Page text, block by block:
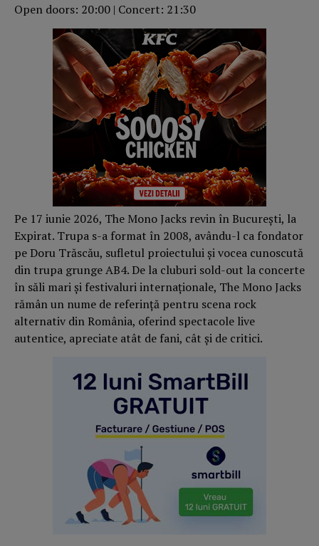
Open doors: 20:00 | Concert: 21:30
Pe 17 iunie 2026, The Mono Jacks revin în București, la
Expirat. Trupa s-a format în 2008, avându-l ca fondator
pe Doru Trăscău, sufletul proiectului și vocea cunoscută
din trupa grunge AB4. De la cluburi sold-out la concerte
în săli mari și festivaluri internaționale, The Mono Jacks
rămân un nume de referință pentru scena rock
alternativ din România, oferind spectacole live
autentice, apreciate atât de fani, cât și de critici.